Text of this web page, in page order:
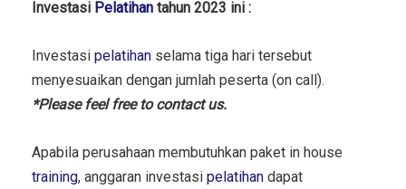
Investasi Pelatihan tahun 2023 ini :
Investasi pelatihan selama tiga hari tersebut
menyesuaikan dengan jumlah peserta (on call).
*Please feel free to contact us.
Apabila perusahaan membutuhkan paket in house
training, anggaran investasi pelatihan dapat